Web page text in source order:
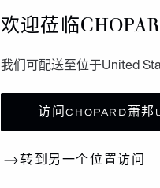
欢迎莅临
我们可配送至位于United
访问CHOPARD萧邦
转到另一个位置访问